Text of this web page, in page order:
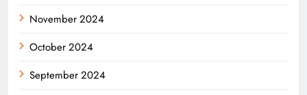
November 2024
October 2024
September 2024